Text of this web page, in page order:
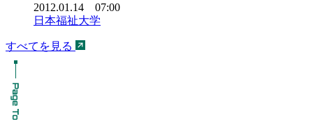
2012.01.14 07:00
日本福祉大学
すべてを見る